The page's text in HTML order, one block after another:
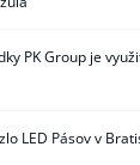
PK Group je
LED Pásov v